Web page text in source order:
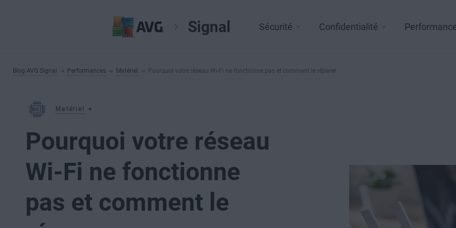
Signal Sécurité Confidentialité
Blog AVG Signal Performances Matériel Pourquoi votre réseau Wi-Fi ne fonctionne pas et comment le réparer
Matériel
Pourquoi votre réseau
Wi-Fi ne fonctionne
pas et comment le